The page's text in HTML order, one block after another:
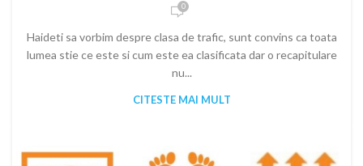
0
Haideti sa vorbim despre clasa de trafic, sunt convins ca toata
lumea stie ce este si cum este ea clasificata dar o recapitulare
nu...
CITESTE MAI MULT